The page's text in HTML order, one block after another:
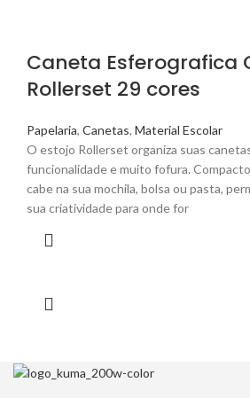
Caneta Esferografica
Rollerset 29 cores
Papelaria, Canetas, Material Escolar
O estojo Rollerset organiza suas
funcionalidade e muito fofura.
cabe na sua mochila, bolsa ou pasta,
sua criatividade para onde for